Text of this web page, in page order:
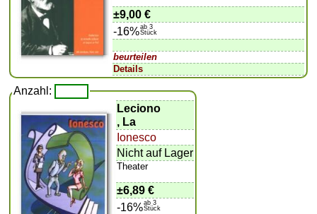
±9,00 €
-16%ab 3
Stück
beurteilen
Details
Anzahl:
Leciono
, La
Ionesco
Nicht auf Lager
Theater
±6,89 €
-16%ab 3
Stück